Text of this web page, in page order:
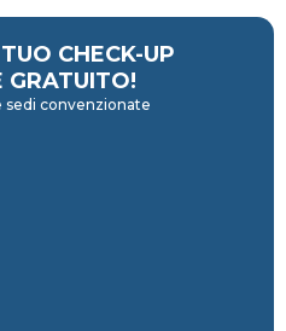
CHECK-UP
GRATUITO!
sedi convenzionate